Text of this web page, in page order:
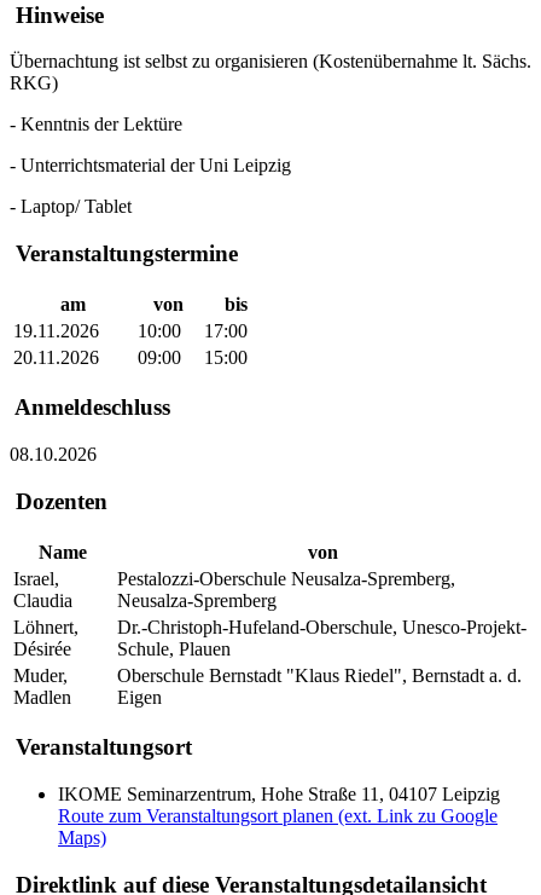
Hinweise
Übernachtung ist selbst zu organisieren (Kostenübernahme lt. Sächs.
RKG)
- Kenntnis der Lektüre
- Unterrichtsmaterial der Uni Leipzig
- Laptop/ Tablet
Veranstaltungstermine
am von
bis
19.11.2026
10:00
17:00
20.11.2026
09:00 15:00
Anmeldeschluss
08.10.2026
Dozenten
Name
von
Israel,
Claudia
Pestalozzi-Oberschule Neusalza-Spremberg,
Neusalza-Spremberg
Löhnert,
Désirée
Dr.-Christoph-Hufeland-Oberschule, Unesco-Projekt-
Schule, Plauen
Muder,
Madlen
Oberschule Bernstadt "Klaus Riedel", Bernstadt a. d.
Eigen
Veranstaltungsort
IKOME Seminarzentrum, Hohe Straße 11, 04107 Leipzig
Route zum Veranstaltungsort planen (ext. Link zu Google
Maps)
Direktlink auf diese Veranstaltungsdetailansicht